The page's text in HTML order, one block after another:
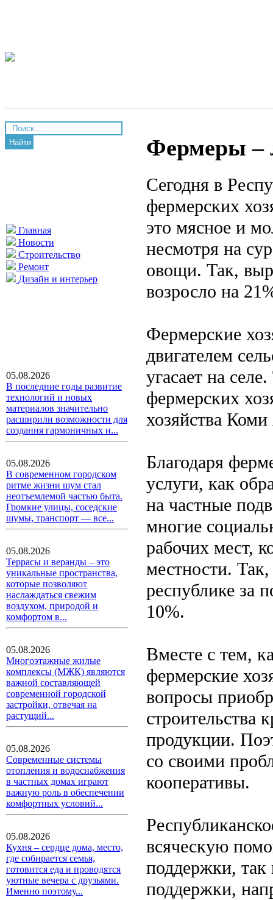
Найти
Главная
Новости
Строительство
Ремонт
Дизайн и интерьер
05.08.2026
В последние годы развитие
технологий и новых
материалов значительно
расширили возможности для
создания гармоничных и...
05.08.2026
В современном городском
ритме жизни шум стал
неотъемлемой частью быта.
Громкие улицы, соседские
шумы, транспорт — все...
05.08.2026
Террасы и веранды – это
уникальные пространства,
которые позволяют
наслаждаться свежим
воздухом, природой и
комфортом в...
05.08.2026
Многоэтажные жилые
комплексы (МЖК) являются
важной составляющей
современной городской
застройки, отвечая на
растущий...
05.08.2026
Современные системы
отопления и водоснабжения
в частных домах играют
важную роль в обеспечении
комфортных условий...
05.08.2026
Кухня – сердце дома, место,
где собирается семья,
готовится еда и проводятся
уютные вечера с друзьями.
Именно поэтому...
Фермеры –
Сегодня в
фермерских
это мясное и
несмотря на
овощи. Так,
возросло на
Фермерские
двигателем
угасает на
фермерских
хозяйства
Благодаря
услуги, как
на частные
многие
рабочих мест,
местности.
республике за
10%.
Вместе с тем,
фермерские
вопросы
продукции.
со своими
кооперативы.
всяческую
поддержки, так
поддержки,